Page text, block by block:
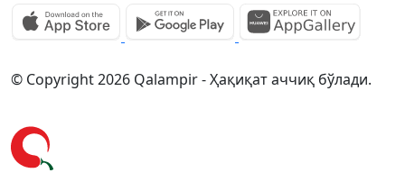
© Copyright 2026 Qalampir - Ҳақиқат аччиқ бўлади.